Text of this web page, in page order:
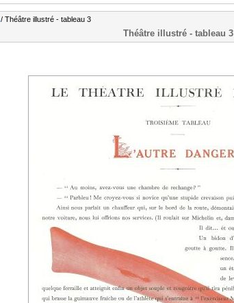
/ Théâtre illustré - tableau 3
Théâtre illustré - tableau 3